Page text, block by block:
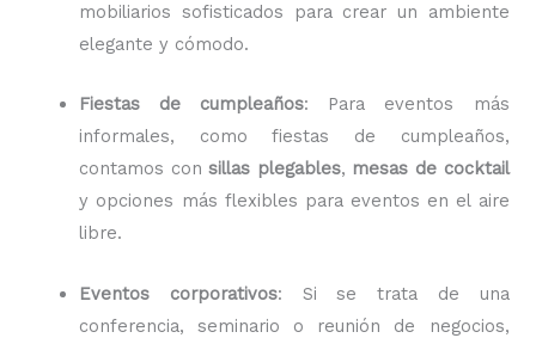
mobiliarios sofisticados para crear un ambiente
elegante y cómodo.
Fiestas de cumpleaños: Para eventos más
informales, como fiestas de cumpleaños,
contamos consillas plegables, mesas de cocktail
y opciones más flexibles para eventos en el aire
libre.
Eventos corporativos: Si se trata de una
conferencia, seminario o reunión de negocios,